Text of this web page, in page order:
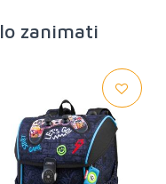
zanimati